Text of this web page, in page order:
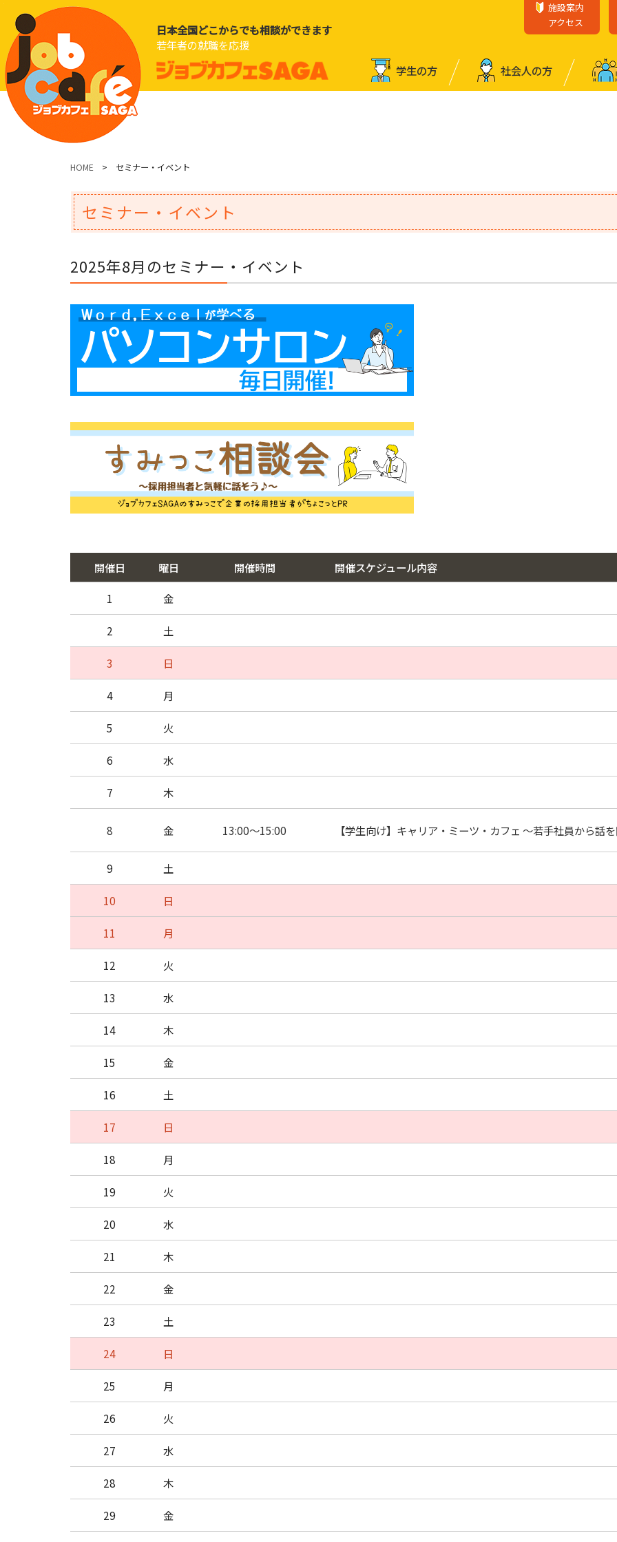
日本全国どこからでも相談ができます
若年者の就職を応援
施設案内
アクセス
学⽣の⽅ 社会⼈の⽅
HOME > セミナー・イベント
セミナー・イベント
2025年8月のセミナー・イベント
開催日 曜日 開催時間 開催スケジュール内容
1 金
2 土
3 日
4 月
5 火
6 水
7 木
8 金 13:00～15:00 【学生向け】キャリア・ミーツ・カフェ ～若手社員から話
9 土
10 日
11 月
12 火
13 水
14 木
15 金
16 土
17 日
18 月
19 火
20 水
21 木
22 金
23 土
24 日
25 月
26 火
27 水
28 木
29 金